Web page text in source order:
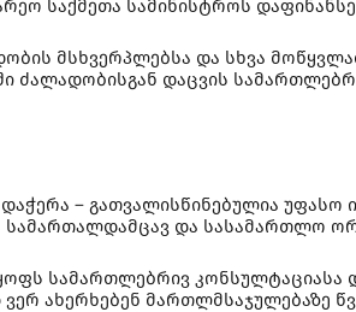
საქმეთა სამინისტროს
მსხვერპლებსა და სხვა
ძალადობისგან დაცვის
– გათვალისწინებულია უფასო
და სასამართლო
სამართლებრივ კონსულტაციასა
ახერხებენ მართლმსაჯულებაზე